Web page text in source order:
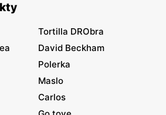
Tortilla DRObra
David Beckham
Polerka
Maslo
Carlos